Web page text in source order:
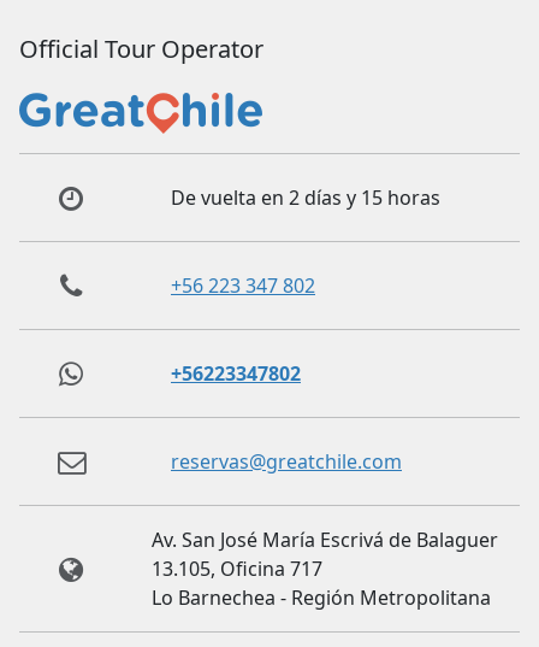
Official Tour Operator
De vuelta en 2 días y 15 horas
+56 223 347 802
+56223347802
reservas@greatchile.com
Av. San José María Escrivá de Balaguer
13.105, Oficina 717
Lo Barnechea - Región Metropolitana